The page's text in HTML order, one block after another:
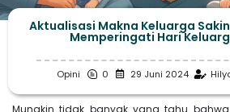
Aktualisasi Makna Keluarga
Memperingati Hari
Opini 0 29 Juni 2024
Mungkin tidak banyak yang tahu